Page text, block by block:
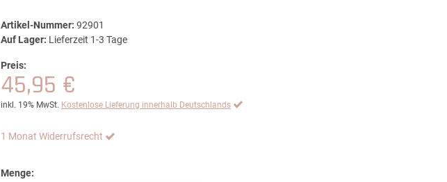
Artikel-Nummer: 92901
Auf Lager: Lieferzeit 1-3 Tage
Preis:
45,95 €
inkl. 19% MwSt. Kostenlose Lieferung innerhalb Deutschlands
1 Monat Widerrufsrecht
Menge: